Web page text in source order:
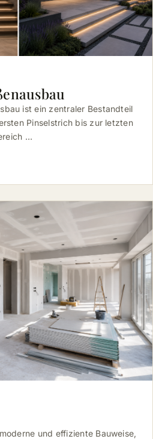
ist ein zentraler Bestandteil
Pinselstrich bis zur letzten
…
und effiziente Bauweise,